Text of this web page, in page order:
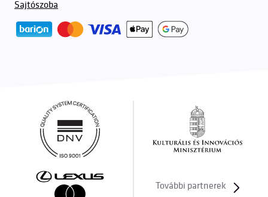
Sajtószoba
További partnerek